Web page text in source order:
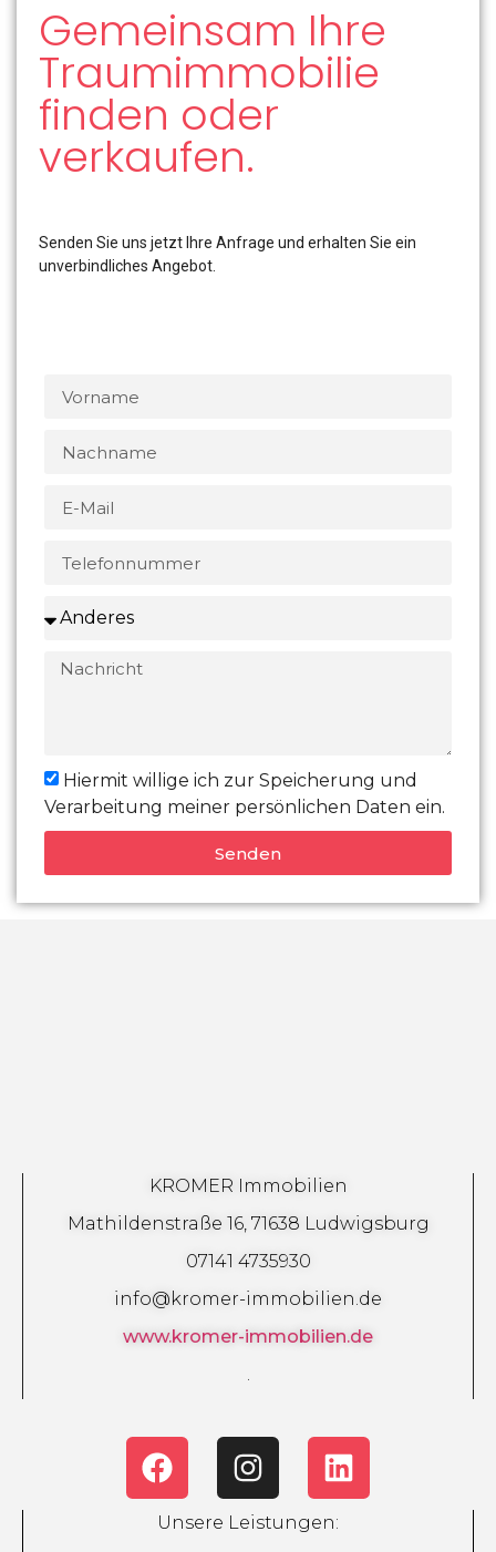
Gemeinsam Ihre
Traumimmobilie
finden oder
verkaufen.
Senden Sie uns jetzt Ihre Anfrage und erhalten Sie ein
unverbindliches Angebot.
Hiermit willige ich zur Speicherung und
Verarbeitung meiner persönlichen Daten ein.
Senden
KROMER Immobilien
Mathildenstraße 16, 71638 Ludwigsburg
07141 4735930
info@kromer-immobilien.de
www.kromer-immobilien.de
.
Unsere Leistungen: